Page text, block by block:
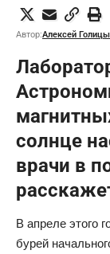
Автор:Алексей
солнце
врачи в
В апреле этого
бурей